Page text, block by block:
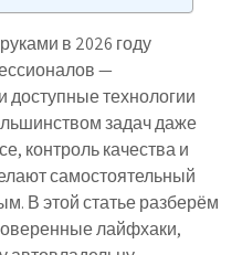
в 2026 году
—
технологии
задач даже
контроль качества и
самостоятельный
В этой статье разберём
лайфхаки,